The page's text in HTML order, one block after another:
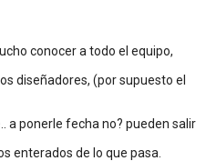
conocer a todo el equipo,
diseñadores, (por supuesto el
a ponerle fecha no? pueden salir
enterados de lo que pasa.